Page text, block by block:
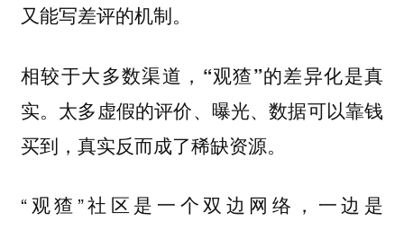
又能写差评的机制。
相较于大多数渠道， “观猹”的差异化是真
实。 太多虚假的评价、曝光、数据可以靠钱
买到，真实反而成了稀缺资源。
“观猹”社区是一个双边网络，一边是